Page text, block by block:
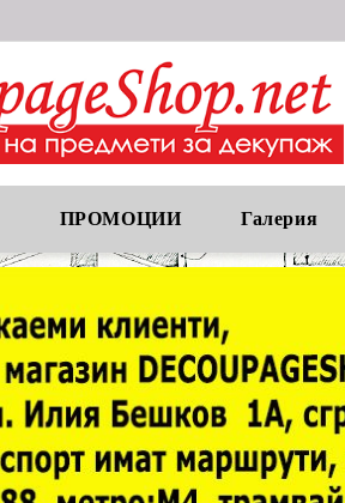
ПРОМОЦИИ Галерия